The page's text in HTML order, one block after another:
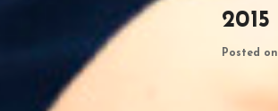
2015
Posted on